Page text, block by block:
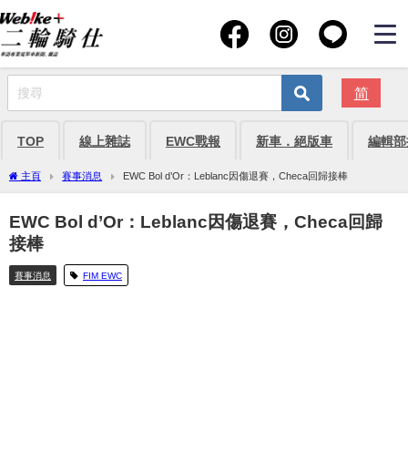
简
TOP 線上雜誌 EWC戰報 新車．絕版車 編輯
主頁 賽事消息 EWC Bol d’Or：Leblanc因傷退賽，Checa回歸接棒
EWC Bol d’Or：Leblanc因傷退賽，Checa回歸
接棒
賽事消息 FIM EWC